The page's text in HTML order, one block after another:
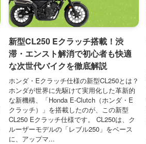
新型CL250 Eクラッチ搭載！渋
滞・エンスト解消で初心者も快適
な次世代バイクを徹底解説
ホンダ・Eクラッチ仕様の新型CL250とは？
ホンダが世界に先駆けて実用化した革新的
な新機構、「Honda E-Clutch（ホンダ・E
クラッチ）」を搭載したのが、この新型
CL250 Eクラッチ仕様です。 CL250は、ク
ルーザーモデルの「レブル250」をベース
に、アップマ...